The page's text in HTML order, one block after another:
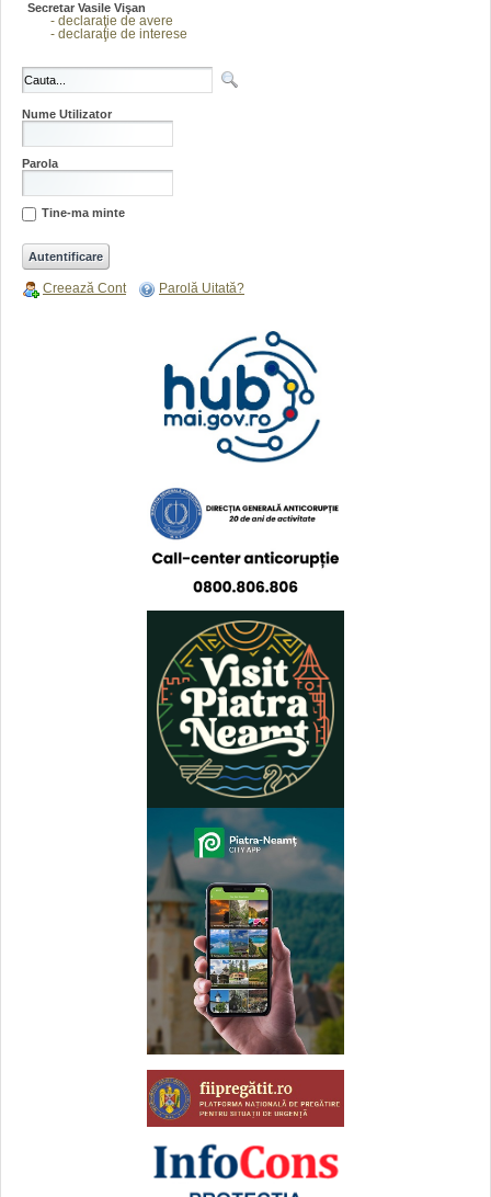
Secretar Vasile Vişan
- declaraţie de avere
- declaraţie de interese
Nume Utilizator
Parola
Tine-ma minte
Creează Cont Parolă Uitată?